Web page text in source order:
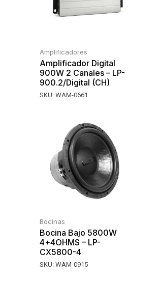
Amplificadores
Amplificador Digital
900W 2 Canales – LP-
900.2/Digital (CH)
SKU:WAM-0661
Bocinas
Bocina Bajo 5800W
4+4OHMS – LP-
CX5800-4
SKU:WAM-0915